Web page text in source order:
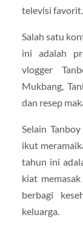
televisi favorit.
Salah satu
ini adalah
vlogger
Mukbang,
dan resep
Selain
ikut
tahun ini
kiat
berbagi
keluarga.